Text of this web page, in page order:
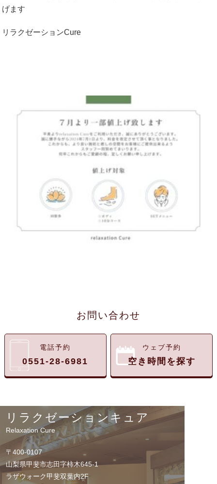
げます
リラクゼーションCure
お問い合わせ
電話予約
0551-28-6981
ウェブ予約
空き時間を探す
リラクゼーションキュア
Relaxation Cure
〒400-0107
山梨県甲斐市志田字柿木645-1
ラザウォーク甲斐双葉内2F